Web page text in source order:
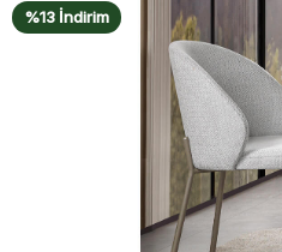
%13 İndirim